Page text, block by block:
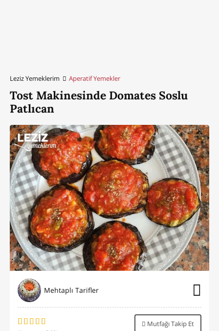
Leziz Yemeklerim Aperatif Yemekler
Tost Makinesinde Domates Soslu
Patlıcan
Mehtaplı Tarifler
Mutfağı Takip Et